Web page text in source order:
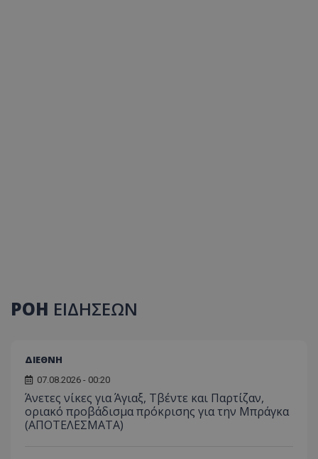
ΡΟΗ ΕΙΔΗΣΕΩΝ
ΔΙΕΘΝΗ
07.08.2026 - 00:20
Άνετες νίκες για Άγιαξ, Τβέντε και Παρτίζαν,
οριακό προβάδισμα πρόκρισης για την Μπράγκα
(ΑΠΟΤΕΛΕΣΜΑΤΑ)